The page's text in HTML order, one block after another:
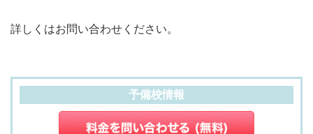
詳しくはお問い合わせください。
予備校情報